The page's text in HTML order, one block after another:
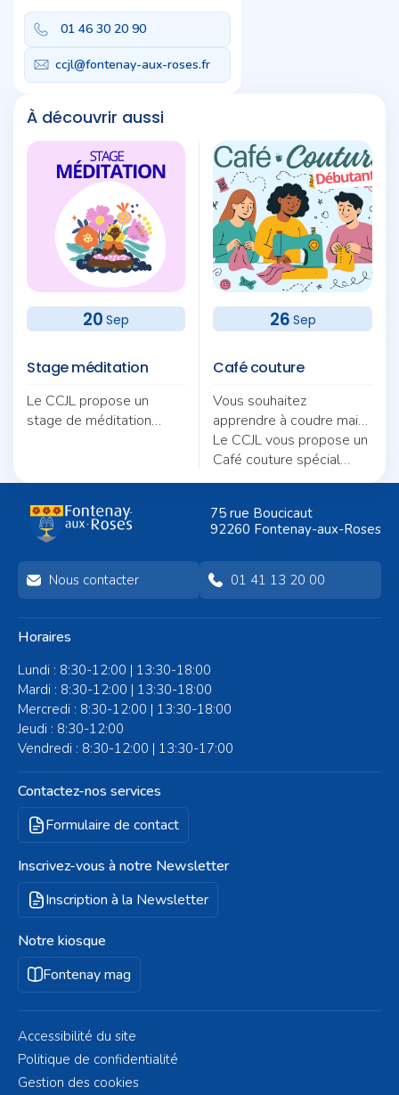
01 46 30 20 90
ccjl@fontenay-aux-roses.fr
À découvrir aussi
20 Sep
Stage méditation
Le CCJL propose un
stage de méditation
deux fils pour une même
26 Sep
Café couture
Vous souhaitez
apprendre à coudre mais
ne savez pas par où
commencer ?
Le CCJL vous propose un
Café couture spécial
débutants, animé par
75 rue Boucicaut
92260 Fontenay-aux-Roses
Nous contacter 01 41 13 20 00
Horaires
Lundi : 8:30-12:00 | 13:30-18:00
Mardi : 8:30-12:00 | 13:30-18:00
Mercredi : 8:30-12:00 | 13:30-18:00
Jeudi : 8:30-12:00
Vendredi : 8:30-12:00 | 13:30-17:00
Contactez-nos services
Formulaire de contact
Inscrivez-vous à notre Newsletter
Inscription à la Newsletter
Notre kiosque
Fontenay mag
Accessibilité du site
Politique de confidentialité
Gestion des cookies